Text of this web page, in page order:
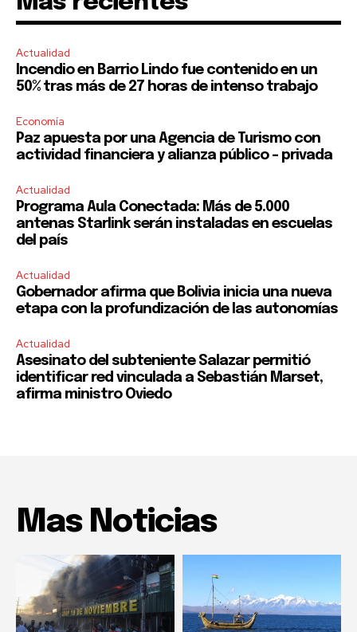
I've read and accept thePrivacy Policy.
Actualidad
Incendio en Barrio Lindo fue contenido en un
50% tras más de 27 horas de intenso trabajo
Economía
Paz apuesta por una Agencia de Turismo con
actividad financiera y alianza público – privada
Actualidad
Programa Aula Conectada: Más de 5.000
antenas Starlink serán instaladas en escuelas
del país
Actualidad
Gobernador afirma que Bolivia inicia una nueva
etapa con la profundización de las autonomías
Actualidad
Asesinato del subteniente Salazar permitió
identificar red vinculada a Sebastián Marset,
afirma ministro Oviedo
Mas Noticias